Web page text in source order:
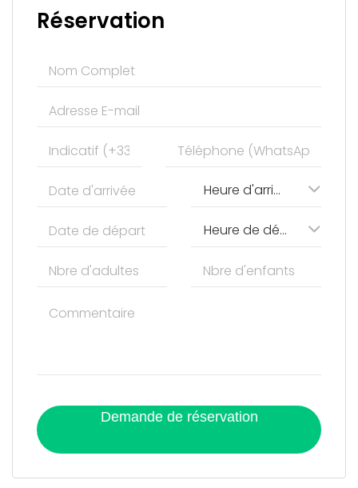
Réservation
Heure d'arrivée
Heure de départ
Demande de réservation